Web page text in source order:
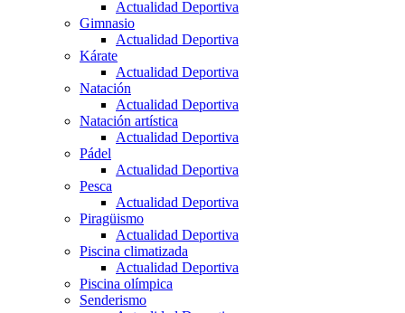
Actualidad Deportiva
Gimnasio
Actualidad Deportiva
Kárate
Actualidad Deportiva
Natación
Actualidad Deportiva
Natación artística
Actualidad Deportiva
Pádel
Actualidad Deportiva
Pesca
Actualidad Deportiva
Piragüismo
Actualidad Deportiva
Piscina climatizada
Actualidad Deportiva
Piscina olímpica
Senderismo